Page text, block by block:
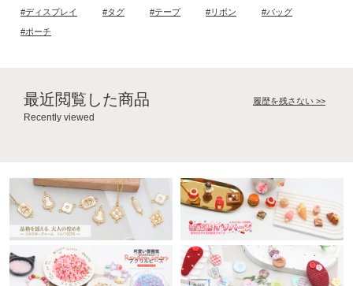
#ディスプレイ #タグ #テープ #リボン #バッグ
#ポーチ
最近閲覧した商品
Recently viewed
履歴を残さない >>